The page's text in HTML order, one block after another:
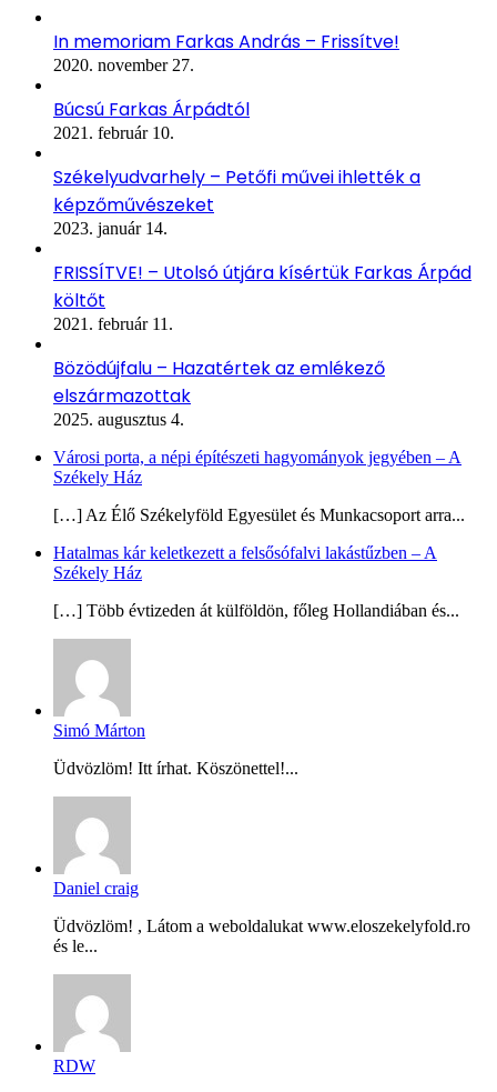
In memoriam Farkas András – Frissítve!
2020. november 27.
Búcsú Farkas Árpádtól
2021. február 10.
Székelyudvarhely – Petőfi művei ihlették a
képzőművészeket
2023. január 14.
FRISSÍTVE! – Utolsó útjára kísértük Farkas Árpád
költőt
2021. február 11.
Bözödújfalu – Hazatértek az emlékező
elszármazottak
2025. augusztus 4.
Városi porta, a népi építészeti hagyományok jegyében – A
Székely Ház
[…] Az Élő Székelyföld Egyesület és Munkacsoport arra...
Hatalmas kár keletkezett a felsősófalvi lakástűzben – A
Székely Ház
[…] Több évtizeden át külföldön, főleg Hollandiában és...
Simó Márton
Üdvözlöm! Itt írhat. Köszönettel!...
Daniel craig
Üdvözlöm! , Látom a weboldalukat www.eloszekelyfold.ro
és le...
RDW